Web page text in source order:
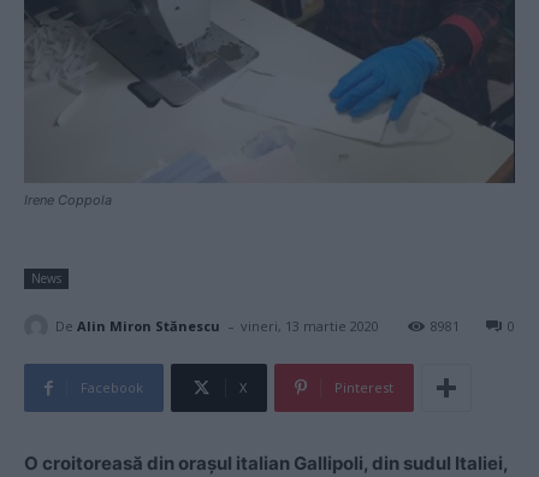
Irene Coppola
News
De Alin Miron Stănescu - vineri, 13 martie 2020 0
8981
Facebook X Pinterest
O croitoreasă din oraşul italian Gallipoli, din sudul Italiei,